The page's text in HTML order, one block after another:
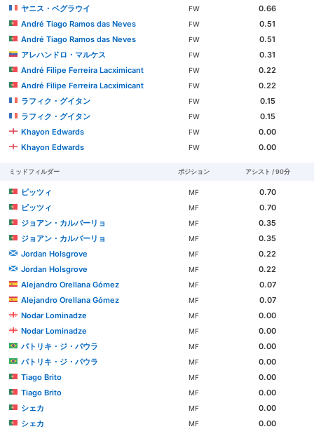
ヤニス・ベグラウイ FW
0.66
André Tiago Ramos das Neves
FW
0.51
André Tiago Ramos das Neves
FW
0.51
アレハンドロ・マルケス
FW
0.31
André Filipe Ferreira Lacximicant
FW
0.22
André Filipe Ferreira Lacximicant
FW
0.22
ラフィク・グイタン
FW
0.15
ラフィク・グイタン
FW
0.15
Khayon Edwards
FW
0.00
Khayon Edwards
FW 0.00
ミッドフィルダー ポジション アシスト / 90分
ピッツィ MF
0.70
ピッツィ
MF
0.70
ジョアン・カルバーリョ
MF
0.35
ジョアン・カルバーリョ
MF
0.35
Jordan Holsgrove
MF
0.22
Jordan Holsgrove
MF
0.22
Alejandro Orellana Gómez
MF
0.07
Alejandro Orellana Gómez
MF
0.07
Nodar Lominadze
MF
0.00
Nodar Lominadze
MF
0.00
パトリキ・ジ・パウラ
MF
0.00
パトリキ・ジ・パウラ
MF
0.00
Tiago Brito
MF
0.00
Tiago Brito
MF
0.00
シェカ
MF
0.00
シェカ
MF 0.00